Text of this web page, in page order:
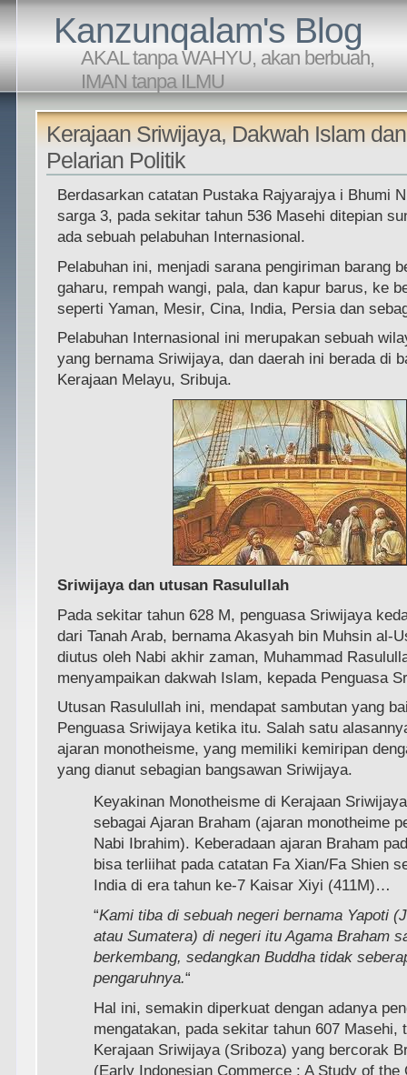
Kanzunqalam's Blog
AKAL tanpa WAHYU, akan berbuah,
IMAN tanpa ILMU
Kerajaan Sriwijaya, Dakwah Islam dan
Pelarian Politik
Berdasarkan catatan Pustaka Rajyarajya i Bhumi
sarga 3, pada sekitar tahun 536 Masehi ditepian
ada sebuah pelabuhan Internasional.
Pelabuhan ini, menjadi sarana pengiriman barang
gaharu, rempah wangi, pala, dan kapur barus, ke
seperti Yaman, Mesir, Cina, India, Persia dan
Pelabuhan Internasional ini merupakan sebuah
yang bernama Sriwijaya, dan daerah ini berada di
Kerajaan Melayu, Sribuja.
Sriwijaya dan utusan Rasulullah
Pada sekitar tahun 628 M, penguasa Sriwijaya
dari Tanah Arab, bernama Akasyah bin Muhsin al-
diutus oleh Nabi akhir zaman, Muhammad
menyampaikan dakwah Islam, kepada Penguasa
Utusan Rasulullah ini, mendapat sambutan yang
Penguasa Sriwijaya ketika itu. Salah satu
ajaran monotheisme, yang memiliki kemiripan
yang dianut sebagian bangsawan Sriwijaya.
Keyakinan Monotheisme di Kerajaan
sebagai Ajaran Braham (ajaran monotheime
Nabi Ibrahim). Keberadaan ajaran Braham
bisa terliihat pada catatan Fa Xian/Fa Shien
India di era tahun ke-7 Kaisar Xiyi (411M)…
“Kami tiba di sebuah negeri bernama Yapoti
atau Sumatera) di negeri itu Agama Braham
berkembang, sedangkan Buddha tidak
pengaruhnya.“
Hal ini, semakin diperkuat dengan adanya
mengatakan, pada sekitar tahun 607 Masehi,
Kerajaan Sriwijaya (Sriboza) yang bercorak
(Early Indonesian Commerce : A Study of the